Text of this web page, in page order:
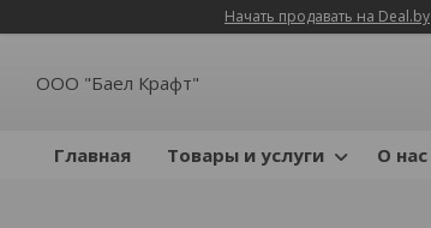
Начать продавать на Deal.by
ООО "Баел Крафт"
Главная Товары и услуги О нас